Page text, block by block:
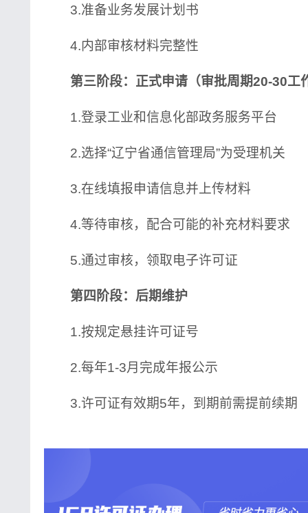
3.准备业务发展计划书
4.内部审核材料完整性
第三阶段：正式申请（审批周期20-30工
1.登录工业和信息化部政务服务平台
2.选择“辽宁省通信管理局”为受理机关
3.在线填报申请信息并上传材料
4.等待审核，配合可能的补充材料要求
5.通过审核，领取电子许可证
第四阶段：后期维护
1.按规定悬挂许可证号
2.每年1-3月完成年报公示
3.许可证有效期5年，到期前需提前续期